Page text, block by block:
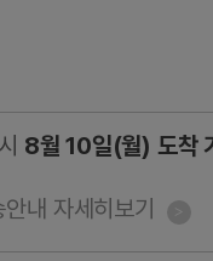
8월 10일(월) 도착
내 자세히보기